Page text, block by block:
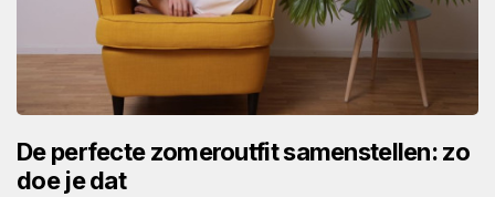
De perfecte zomeroutfit samenstellen: zo
doe je dat